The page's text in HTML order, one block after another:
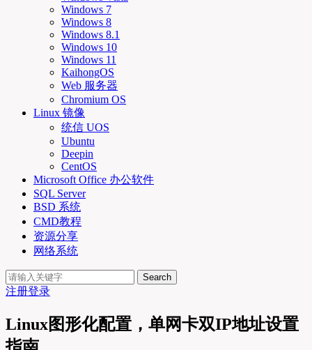
Windows 7
Windows 8
Windows 8.1
Windows 10
Windows 11
KaihongOS
Web 服务器
Chromium OS
Linux 镜像
统信 UOS
Ubuntu
Deepin
CentOS
Microsoft Office 办公软件
SQL Server
BSD 系统
CMD教程
资源分享
网络系统
Search
注册登录
Linux图形化配置，单网卡双IP地址设置
指南